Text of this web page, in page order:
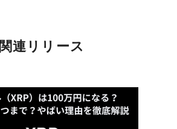
関連リリース